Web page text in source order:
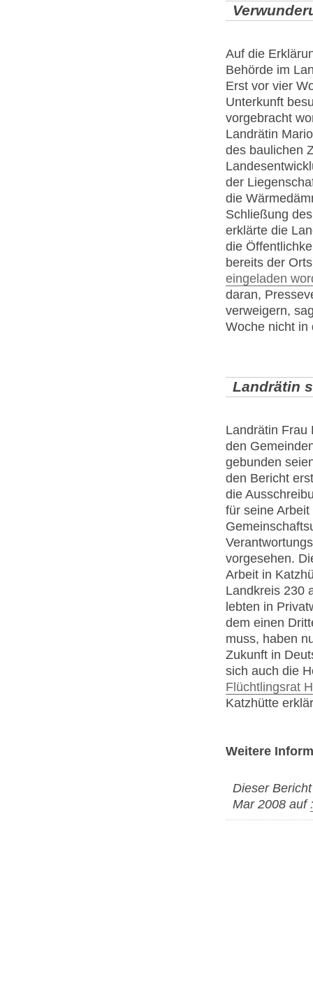
Auf die
Behörde im
Erst vor vier
Unterkunft
vorgebracht
Landrätin
des baulichen
der
die
Schließung
erklärte die
die
bereits der
eingeladen
daran,
verweigern,
Woche nicht in
Landrätin
Landrätin Frau
den
gebunden
den Bericht
die
für seine
vorgesehen.
Arbeit in
Landkreis 230
lebten in
dem einen
muss, haben
Zukunft in
sich auch die
Flüchtlingsrat
Katzhütte
Weitere
Dieser
Mar 2008 auf